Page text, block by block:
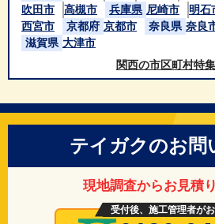
吹田市
高槻市 兵庫県 尼崎市 明石
西宮市
京都府 京都市 奈良県 奈良
滋賀県 大津市
関西の市区町村特
テイガクのお問
現地調査からお見積
受付後、施工管理者がお